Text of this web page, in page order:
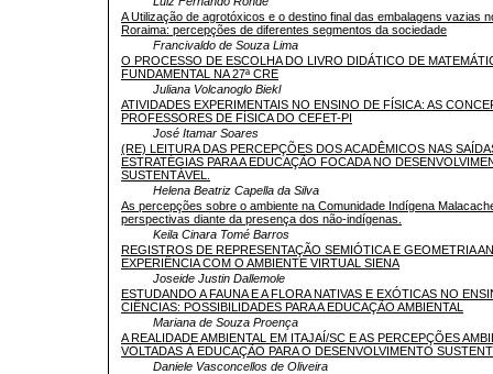
A Utilização de agrotóxicos e o destino final das embalagens vazias
Roraima: percepções de diferentes segmentos da sociedade
Francivaldo de Souza Lima
O PROCESSO DE ESCOLHA DO LIVRO DIDÁTICO DE
FUNDAMENTAL NA 27ª CRE
Juliana Volcanoglo Biekl
ATIVIDADES EXPERIMENTAIS NO ENSINO DE FÍSICA: AS
PROFESSORES DE FÍSICA DO CEFET-PI
José Itamar Soares
(RE) LEITURA DAS PERCEPÇÕES DOS ACADÊMICOS NAS
ESTRATÉGIAS PARA A EDUCAÇÃO FOCADA NO
SUSTENTÁVEL.
Helena Beatriz Capella da Silva
As percepções sobre o ambiente na Comunidade Indígena
perspectivas diante da presença dos não-indígenas.
Keila Cinara Tomé Barros
REGISTROS DE REPRESENTAÇÃO SEMIÓTICA E GEOMETRIA
EXPERIÊNCIA COM O AMBIENTE VIRTUAL SIENA
Joseide Justin Dallemole
ESTUDANDO A FAUNA E A FLORA NATIVAS E EXÓTICAS NO
CIÊNCIAS: POSSIBILIDADES PARA A EDUCAÇÃO AMBIENTAL
Mariana de Souza Proença
A REALIDADE AMBIENTAL EM ITAJAÍ/SC E AS PERCEPÇÕES
VOLTADAS À EDUCAÇÃO PARA O DESENVOLVIMENTO
Daniele Vasconcellos de Oliveira